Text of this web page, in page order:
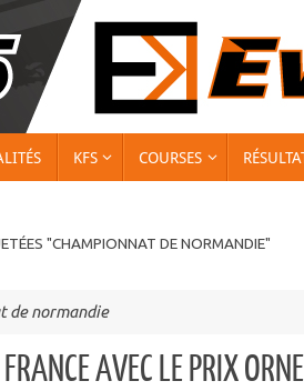
KFS COURSES
"CHAMPIONNAT DE NORMANDIE"
de normandie
AVEC LE PRIX